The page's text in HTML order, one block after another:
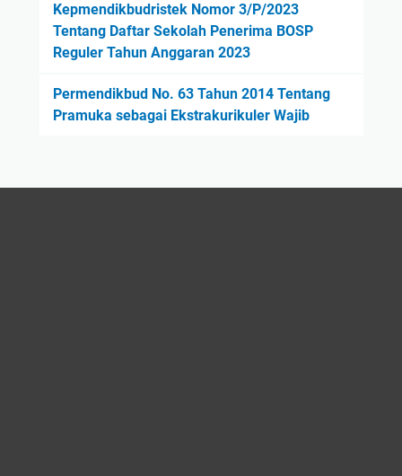
Kepmendikbudristek Nomor 3/P/2023
Tentang Daftar Sekolah Penerima BOSP
Reguler Tahun Anggaran 2023
Permendikbud No. 63 Tahun 2014 Tentang
Pramuka sebagai Ekstrakurikuler Wajib